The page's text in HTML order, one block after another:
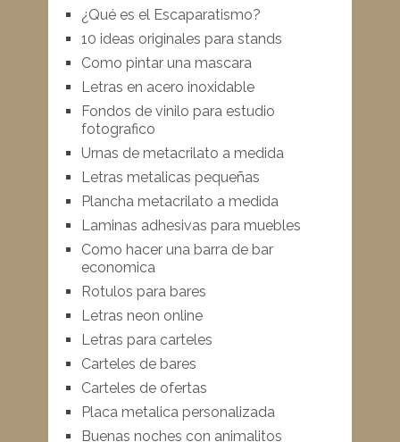
¿Qué es el Escaparatismo?
10 ideas originales para stands
Como pintar una mascara
Letras en acero inoxidable
Fondos de vinilo para estudio
fotografico
Urnas de metacrilato a medida
Letras metalicas pequeñas
Plancha metacrilato a medida
Laminas adhesivas para muebles
Como hacer una barra de bar
economica
Rotulos para bares
Letras neon online
Letras para carteles
Carteles de bares
Carteles de ofertas
Placa metalica personalizada
Buenas noches con animalitos